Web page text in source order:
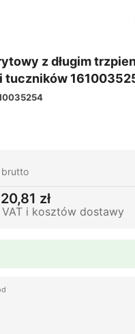
z długim
tuczników
brutto
20,81 zł
i kosztów dostawy